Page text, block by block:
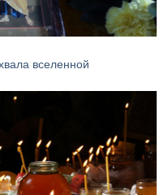
вселенной